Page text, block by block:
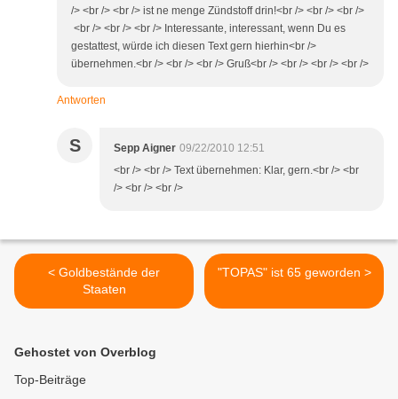
/> <br /> <br /> ist ne menge Zündstoff drin!<br /> <br /> <br />
<br /> <br /> <br /> Interessante, interessant, wenn Du es
gestattest, würde ich diesen Text gern hierhin<br />
übernehmen.<br /> <br /> <br /> Gruß<br /> <br /> <br /> <br />
Antworten
S Sepp Aigner 09/22/2010 12:51
<br /> <br /> Text übernehmen: Klar, gern.<br /> <br
/> <br /> <br />
< Goldbestände der
Staaten
"TOPAS" ist 65 geworden >
Gehostet von Overblog
Top-Beiträge